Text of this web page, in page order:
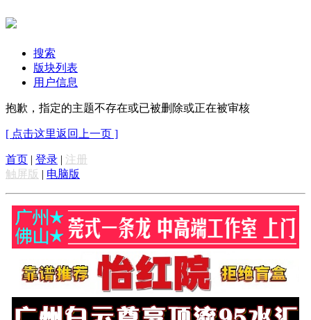
搜索
版块列表
用户信息
抱歉，指定的主题不存在或已被删除或正在被审核
[ 点击这里返回上一页 ]
首页 | 登录 | 注册
触屏版 | 电脑版